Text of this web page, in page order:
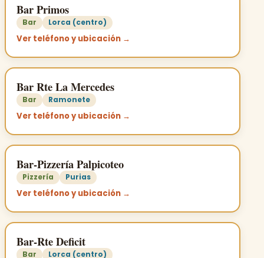
Bar Primos
Bar Lorca (centro)
Ver teléfono y ubicación →
Bar Rte La Mercedes
Bar Ramonete
Ver teléfono y ubicación →
Bar-Pizzería Palpicoteo
Pizzería Purias
Ver teléfono y ubicación →
Bar-Rte Deficit
Bar Lorca (centro)